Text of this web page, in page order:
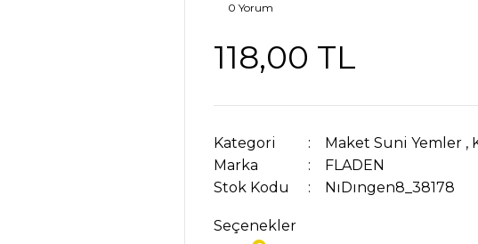
0 Yorum
118,00 TL
Kategori Maket Suni Yemler ,
Marka
FLADEN
Stok Kodu
NıDıngen8_38178
Seçenekler